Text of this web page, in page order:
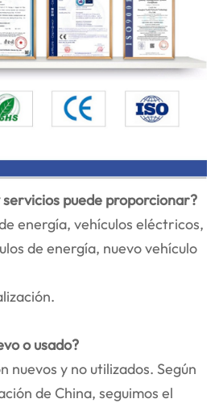
servicios puede proporcionar?
energía, vehículos eléctricos,
de energía, nuevo vehículo
o usado?
nuevos y no utilizados. Según
de China, seguimos el